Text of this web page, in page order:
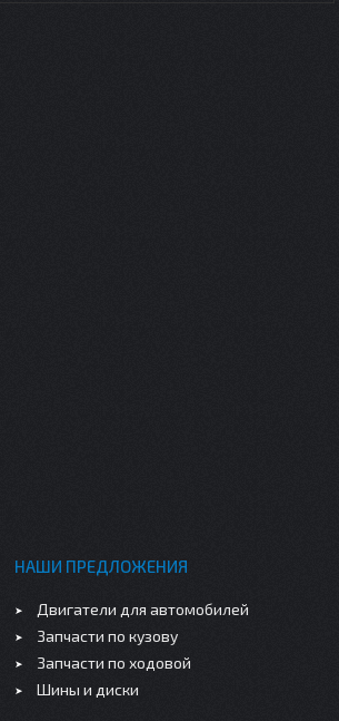
НАШИ ПРЕДЛОЖЕНИЯ
Двигатели для автомобилей
Запчасти по кузову
Запчасти по ходовой
Шины и диски